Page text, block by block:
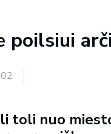
toli nuo